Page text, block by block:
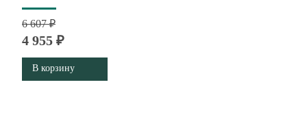
6 607 ₽
4 955 ₽
В корзину